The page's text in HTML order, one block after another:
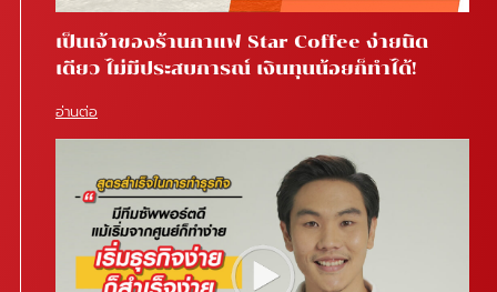
เป็นเจ้าของร้านกาแฟ Star Coffee ง่ายนิด
เดียว ไม่มีประสบการณ์ เงินทุนน้อยก็ทำได้!
อ่านต่อ